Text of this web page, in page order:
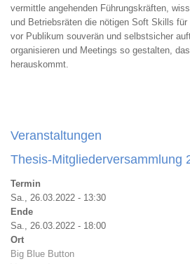
vermittle angehenden Führungskräften,
und Betriebsräten die nötigen Soft Skills für
vor Publikum souverän und selbstsicher
organisieren und Meetings so gestalten,
herauskommt.
Veranstaltungen
Thesis-Mitgliederversammlung
Termin
Sa., 26.03.2022 - 13:30
Ende
Sa., 26.03.2022 - 18:00
Ort
Big Blue Button